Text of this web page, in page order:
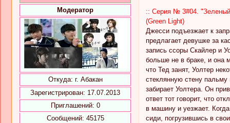
Модератор
Откуда: г. Абакан
Зарегистрирован: 17.07.2013
Приглашений: 0
Сообщений: 45175
:: Серия № 3#04.
(Green Light)
Джесси подъезжает к
предлагает девушке за
запись ссоры Скайлер и
больше не в браке, и она
что Тед занят, Уолтер
стеклянную стену
забирает Уолтера. Он
ответ тот говорит, что
в машину и уезжает.
сиди, погрузившись в